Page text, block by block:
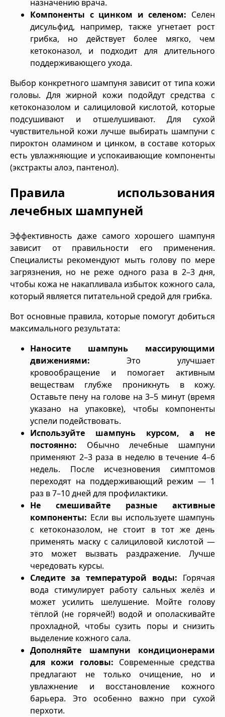
назначению врача.
Компоненты с цинком и селеном: Селен
дисульфид, например, также угнетает рост
грибка, но действует более мягко, чем
кетоконазол, и подходит для длительного
поддерживающего ухода.
Выбор конкретного шампуня зависит от типа кожи
головы. Для жирной кожи подойдут средства с
кетоконазолом и салициловой кислотой, которые
подсушивают и отшелушивают. Для сухой
чувствительной кожи лучше выбирать шампуни с
пироктон оламином и цинком, в составе которых
есть увлажняющие и успокаивающие компоненты
(экстракты алоэ, пантенол).
Правила использования
лечебных шампуней
Эффективность даже самого хорошего шампуня
зависит от правильности его применения.
Специалисты рекомендуют мыть голову по мере
загрязнения, но не реже одного раза в 2–3 дня,
чтобы кожа не накапливала избыток кожного сала,
который является питательной средой для грибка.
Вот основные правила, которые помогут добиться
максимального результата:
Наносите шампунь массирующими
движениями: Это улучшает
кровообращение и помогает активным
веществам глубже проникнуть в кожу.
Оставьте пену на голове на 3–5 минут (время
указано на упаковке), чтобы компоненты
успели подействовать.
Используйте шампунь курсом, а не
постоянно: Обычно лечебные шампуни
применяют 2–3 раза в неделю в течение 4–6
недель. После исчезновения симптомов
переходят на поддерживающий режим — 1
раз в 7–10 дней для профилактики.
Не смешивайте разные активные
компоненты: Если вы используете шампунь
с кетоконазолом, не стоит в тот же день
применять маску с салициловой кислотой —
это может вызвать раздражение. Лучше
чередовать курсы.
Следите за температурой воды: Горячая
вода стимулирует работу сальных желёз и
может усилить шелушение. Мойте голову
тёплой (не горячей!) водой и ополаскивайте
прохладной, чтобы сузить поры и снизить
выделение кожного сала.
Дополняйте шампуни кондиционерами
для кожи головы: Современные средства
предлагают не только очищение, но и
увлажнение и восстановление кожного
барьера. Это особенно важно при сухой
перхоти.